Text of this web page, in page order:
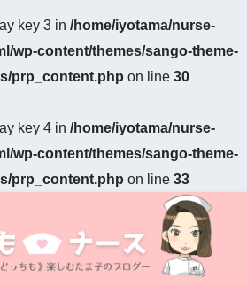
key 3 in /home/iyotama/nurse-
wp-content/themes/sango-theme-
prp_content.php on line 30
key 4 in /home/iyotama/nurse-
wp-content/themes/sango-theme-
prp_content.php on line 33